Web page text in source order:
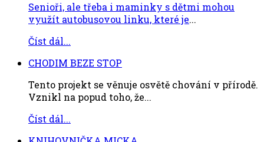
Senioři, ale třeba i maminky s dětmi mohou
využít autobusovou linku, které je...
Číst dál...
CHODIM BEZE STOP
Tento projekt se věnuje osvětě chování v přírodě.
Vznikl na popud toho, že...
Číst dál...